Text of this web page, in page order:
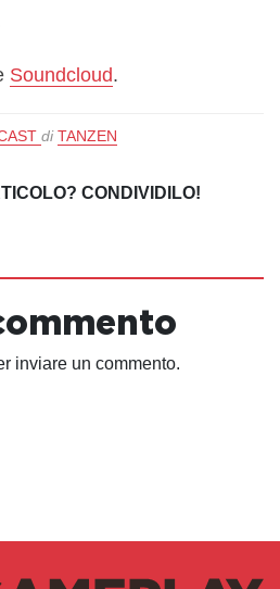
Soundcloud.
di TANZEN
CONDIVIDILO!
inviare un commento.